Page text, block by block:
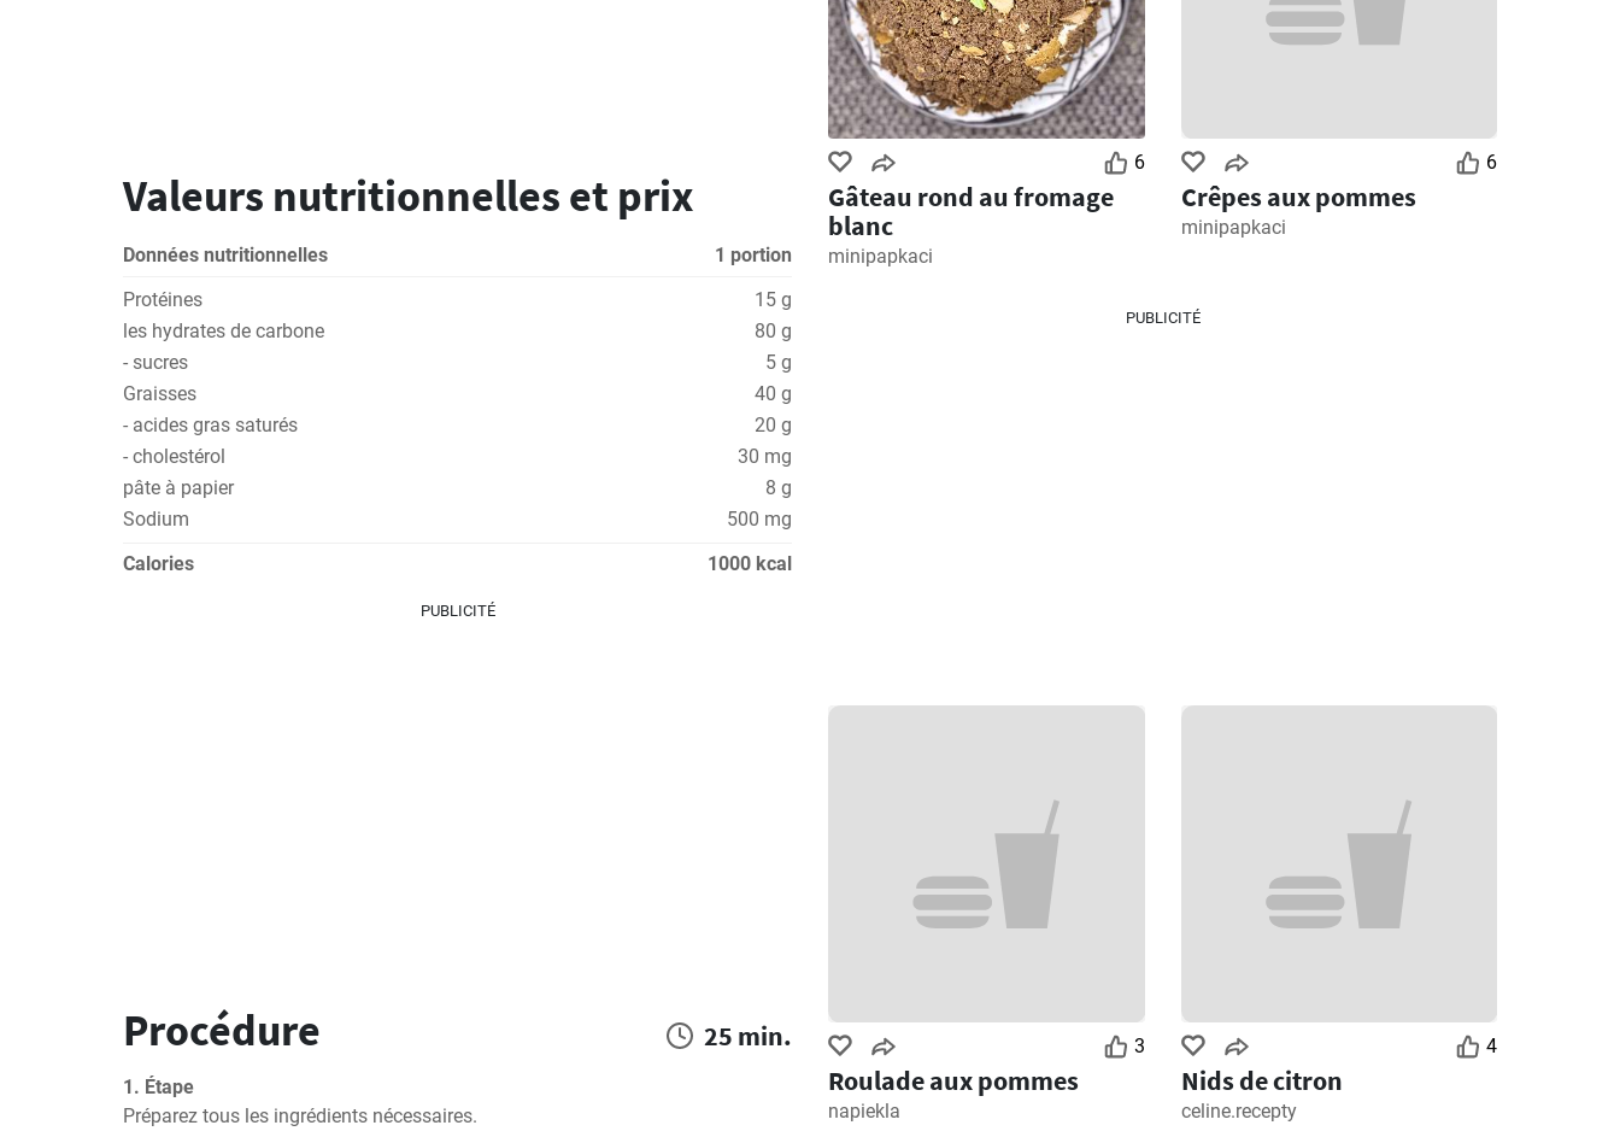
Valeurs nutritionnelles et prix
Données nutritionnelles
1 portion
Protéines
15 g
les hydrates de carbone
80 g
- sucres
5 g
Graisses
40 g
- acides gras saturés
20 g
- cholestérol
30 mg
pâte à papier
8 g
Sodium
500 mg
Calories
1000 kcal
PUBLICITÉ
Procédure 25 min.
1. Étape
Préparez tous les ingrédients nécessaires.
6
Gâteau rond au fromage
blanc
minipapkaci
6
Crêpes aux pommes
minipapkaci
PUBLICITÉ
3
Roulade aux pommes
napiekla
4
Nids de citron
celine.recepty